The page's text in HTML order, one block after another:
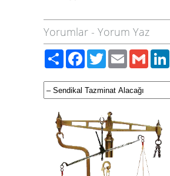
Yorumlar - Yorum Yaz
PaylaşFacebook
TwitterEmailGmail